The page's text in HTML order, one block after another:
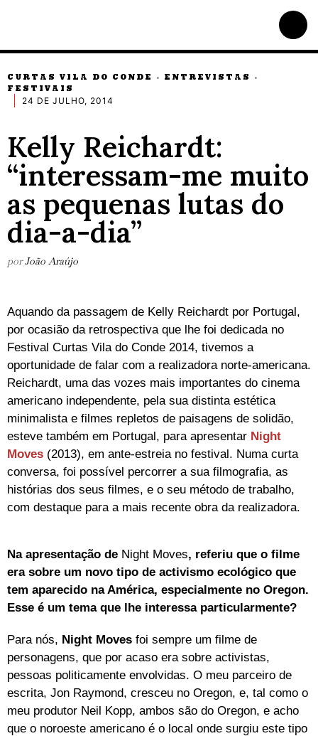
CURTAS VILA DO CONDE · ENTREVISTAS
·
FESTIVAIS
24 DE JULHO, 2014
Kelly Reichardt:
“interessam-me muito
as pequenas lutas do
dia-a-dia”
porJoão Araújo
Aquando da passagem de Kelly Reichardt por Portugal,
por ocasião da retrospectiva que lhe foi dedicada no
Festival Curtas Vila do Conde 2014, tivemos a
oportunidade de falar com a realizadora norte-americana.
Reichardt, uma das vozes mais importantes do cinema
americano independente, pela sua distinta estética
minimalista e filmes repletos de paisagens de solidão,
esteve também em Portugal, para apresentar Night
Moves (2013), em ante-estreia no festival. Numa curta
conversa, foi possível percorrer a sua filmografia, as
histórias dos seus filmes, e o seu método de trabalho,
com destaque para a mais recente obra da realizadora.
Na apresentação de Night Moves, referiu que o filme
era sobre um novo tipo de activismo ecológico que
tem aparecido na América, especialmente no Oregon.
Esse é um tema que lhe interessa particularmente?
Para nós, Night Moves foi sempre um filme de
personagens, que por acaso era sobre activistas,
pessoas politicamente envolvidas. O meu parceiro de
escrita, Jon Raymond, cresceu no Oregon, e, tal como o
meu produtor Neil Kopp, ambos são do Oregon, e acho
que o noroeste americano é o local onde surgiu este tipo